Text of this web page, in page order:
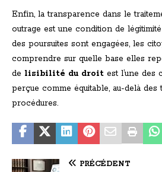
Enfin, la transparence dans le
outrage est une condition de
des poursuites sont engagées, les
comprendre sur quelle base elles
de lisibilité du droit est l’une des
perçue comme équitable, au-delà des
procédures.
PRÉCÉDENT